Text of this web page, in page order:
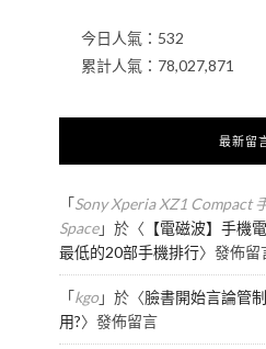
今日人氣： 532
累計人氣： 78,027,871
最新留
「Sony Xperia XZ1 Compact
Space」於〈 【電磁波】手機
最低的20部手機排行〉發佈留
「kgo」於〈臉書開始言論管
用?〉發佈留言